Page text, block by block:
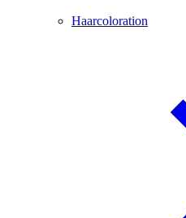
Haarcoloration